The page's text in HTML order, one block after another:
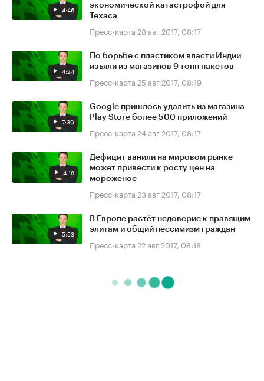
4:46
экономической катастрофой для
Техаса
Пресс-карта 28 авг 2017, 08:17
4:24
По борьбе с пластиком власти Индии
изъяли из магазинов 9 тонн пакетов
Пресс-карта 25 авг 2017, 08:19
7:30
Google пришлось удалить из магазина
Play Store более 500 приложений
Пресс-карта 24 авг 2017, 08:17
4:18
Дефицит ванили на мировом рынке
может привести к росту цен на
мороженое
Пресс-карта 23 авг 2017, 08:17
5:53
В Европе растёт недоверие к правящим
элитам и общий пессимизм граждан
Пресс-карта 22 авг 2017, 08:18